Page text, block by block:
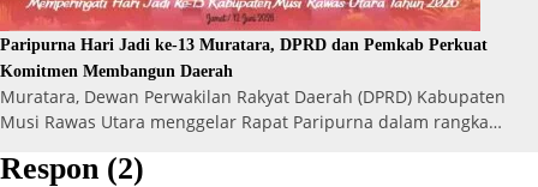
Paripurna Hari Jadi ke-13 Muratara, DPRD dan Pemkab Perkuat
Komitmen Membangun Daerah
Muratara, Dewan Perwakilan Rakyat Daerah (DPRD) Kabupaten
Musi Rawas Utara menggelar Rapat Paripurna dalam rangka…
Respon (2)